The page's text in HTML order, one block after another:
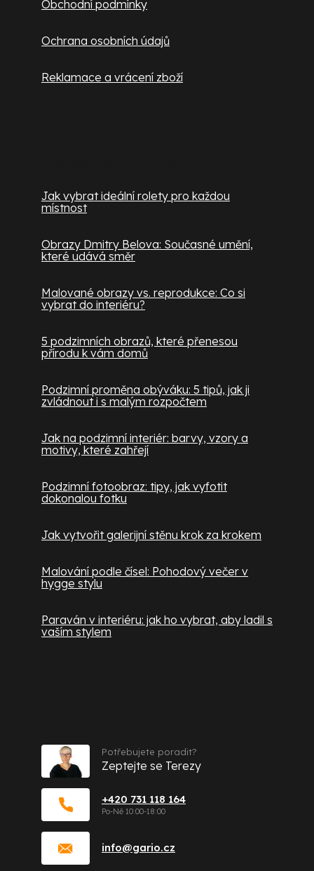
Obchodní podmínky
Ochrana osobních údajů
Reklamace a vrácení zboží
Jak vybrat ideální rolety pro každou
místnost
Obrazy Dmitry Belova: Současné umění,
které udává směr
Malované obrazy vs. reprodukce: Co si
vybrat do interiéru?
5 podzimních obrazů, které přenesou
přírodu k vám domů
Podzimní proměna obýváku: 5 tipů, jak ji
zvládnout i s malým rozpočtem
Jak na podzimní interiér: barvy, vzory a
motivy, které zahřejí
Podzimní fotoobraz: tipy, jak vyfotit
dokonalou fotku
Jak vytvořit galerijní stěnu krok za krokem
Malování podle čísel: Pohodový večer v
hygge stylu
Paraván v interiéru: jak ho vybrat, aby ladil s
vaším stylem
info@gario.cz
+420 731 118 164
Potřebujete poradit?
Zeptejte se Terezy